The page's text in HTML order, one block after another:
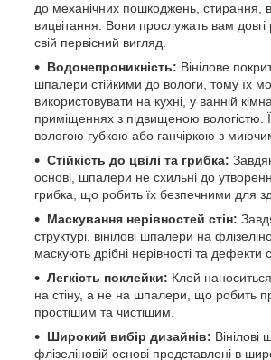
до механічних пошкоджень, стирання,
вицвітання. Вони прослужать вам довгі
свій первісний вигляд.
Водонепроникність: Вінілове
шпалери стійкими до вологи, тому їх
використовувати на кухні, у ванній
приміщеннях з підвищеною вологістю.
вологою губкою або ганчіркою з
Стійкість до цвілі та грибка:
основі, шпалери не схильні до
грибка, що робить їх безпечними для
Маскування нерівностей стін:
структурі, вінілові шпалери на
маскують дрібні нерівності та дефекти
Легкість поклейки: Клей
на стіну, а не на шпалери, що робить
простішим та чистішим.
Широкий вибір дизайнів:
флізеліновій основі представлені в